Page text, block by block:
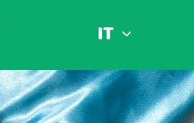
IT